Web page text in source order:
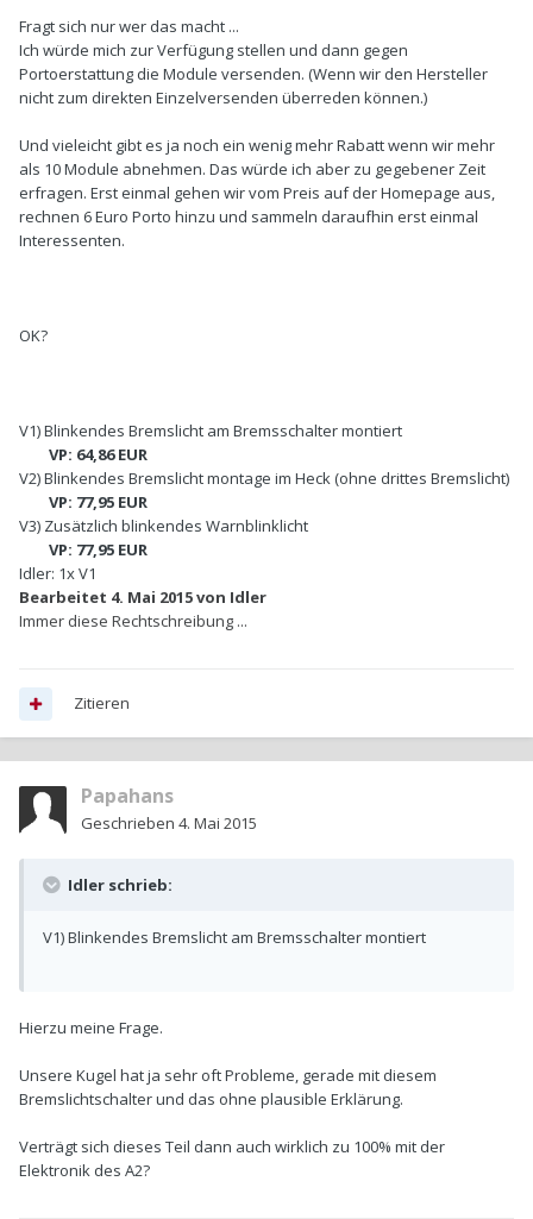
Fragt sich nur wer das macht ...
Ich würde mich zur Verfügung stellen und dann gegen
Portoerstattung die Module versenden. (Wenn wir den Hersteller
nicht zum direkten Einzelversenden überreden können.)
Und vieleicht gibt es ja noch ein wenig mehr Rabatt wenn wir mehr
als 10 Module abnehmen. Das würde ich aber zu gegebener Zeit
erfragen. Erst einmal gehen wir vom Preis auf der Homepage aus,
rechnen 6 Euro Porto hinzu und sammeln daraufhin erst einmal
Interessenten.
OK?
V1) Blinkendes Bremslicht am Bremsschalter montiert
VP: 64,86 EUR
V2) Blinkendes Bremslicht montage im Heck (ohne drittes Bremslicht)
VP: 77,95 EUR
V3) Zusätzlich blinkendes Warnblinklicht
VP: 77,95 EUR
Idler: 1x V1
Bearbeitet 4. Mai 2015von Idler
Immer diese Rechtschreibung ...
Zitieren
Papahans
Geschrieben 4. Mai 2015
Idler schrieb:
V1) Blinkendes Bremslicht am Bremsschalter montiert
Hierzu meine Frage.
Unsere Kugel hat ja sehr oft Probleme, gerade mit diesem
Bremslichtschalter und das ohne plausible Erklärung.
Verträgt sich dieses Teil dann auch wirklich zu 100% mit der
Elektronik des A2?